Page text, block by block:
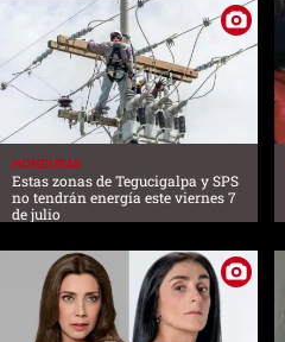
HONDURAS
Estas zonas de Tegucigalpa y SPS
no tendrán energía este viernes 7
de julio